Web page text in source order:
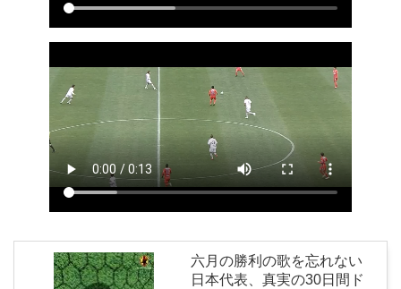
六月の勝利の歌を忘れない
日本代表、真実の30日間ド